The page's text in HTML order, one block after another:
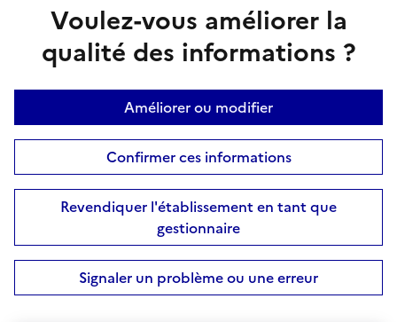
Voulez-vous améliorer la
qualité des informations ?
Améliorer ou modifier
Confirmer ces informations
Revendiquer l'établissement en tant que
gestionnaire
Signaler un problème ou une erreur